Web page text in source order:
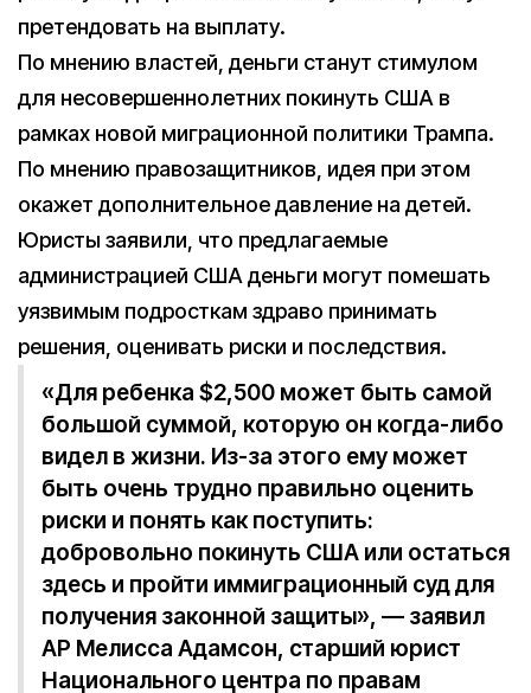
претендовать на выплату.
По мнению властей, деньги станут стимулом
для несовершеннолетних покинуть США в
рамках новой миграционной политики Трампа.
По мнению правозащитников, идея при этом
окажет дополнительное давление на детей.
Юристы заявили, что предлагаемые
администрацией США деньги могут помешать
уязвимым подросткам здраво принимать
решения, оценивать риски и последствия.
«Для ребенка $2,500 может быть самой
большой суммой, которую он когда-либо
видел в жизни. Из-за этого ему может
быть очень трудно правильно оценить
риски и понять как поступить:
добровольно покинуть США или остаться
здесь и пройти иммиграционный суд для
получения законной защиты», — заявил
AP Мелисса Адамсон, старший юрист
Национального центра по правам